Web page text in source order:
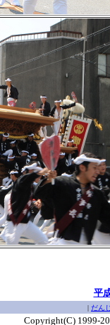
平
| だん
Copyright(C) 1999-